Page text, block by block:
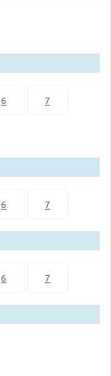
6 7
6 7
6 7